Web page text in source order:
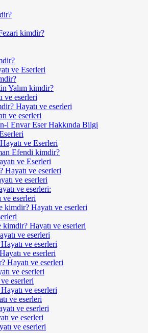
kimdir?
ve Eserleri
Yalım kimdir?
ve eserleri
Hayatı ve eserleri
ve eserleri
i Envar Eser Hakkında Bilgi
ve Eserleri
Efendi kimdir?
ve Eserleri
ve eserleri
ve eserleri
ve eserleri:
eserleri
kimdir? Hayatı ve eserleri
Hayatı ve eserleri
ve eserleri
ve eserleri
ve eserleri
Hayatı ve eserleri
ve eserleri
eserleri
ve eserleri
ve eserleri
ve eserleri
ve eserleri
ve eserleri